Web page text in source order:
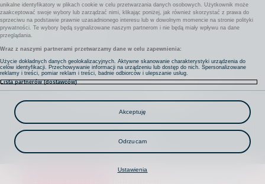
Pozostałe usługi
Komunikaty Nota prawnaPartnerzyPolityka prywatności
Projekty współfinansowane przez UERegulacja EOG
Netia
mediach
społecznościowych
unikalne identyfikatory w plikach cookie w celu przetwarzania danych osobowych. Użytkownik może
zaakceptować swoje wybory lub zarządzać nimi, klikając poniżej, jak również skorzystać z prawa do
sprzeciwu na podstawie prawnie uzasadnionego interesu lub w dowolnym momencie na stronie polityki
prywatności. Te wybory będą sygnalizowane naszym partnerom i nie będą miały wpływu na dane
przeglądania.
Wraz z naszymi partnerami przetwarzamy dane w celu zapewnienia:
Użycie dokładnych danych geolokalizacyjnych. Aktywne skanowanie charakterystyki urządzenia do
celów identyfikacji. Przechowywanie informacji na urządzeniu lub dostęp do nich. Spersonalizowane
reklamy i treści, pomiar reklam i treści, badnie odbiorców i ulepszanie usług.
Lista partnerów (dostawców)
Akceptuję
Odrzucam
Ustawienia